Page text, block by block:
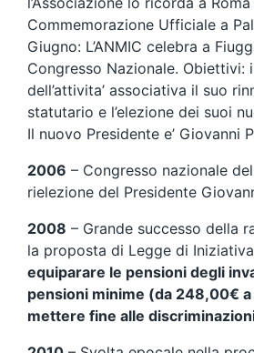
Commemorazione Ufficiale a
Giugno: L’ANMIC celebra a
Congresso Nazionale. Obiettivi:
dell’attivita’ associativa il suo
statutario e l’elezione dei suoi
Il nuovo Presidente e’ Giovanni
2006 – Congresso nazionale
rielezione del Presidente
2008 – Grande successo della
la proposta di Legge di
equiparare le pensioni degli
pensioni minime (da 248,00€
mettere fine alle